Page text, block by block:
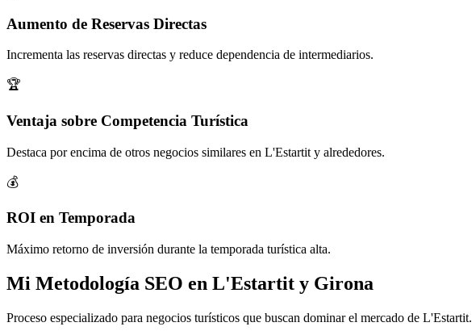
Aumento de Reservas Directas
Incrementa las reservas directas y reduce dependencia de intermediarios.
🏆
Ventaja sobre Competencia Turística
Destaca por encima de otros negocios similares en L'Estartit y alrededores.
💰
ROI en Temporada
Máximo retorno de inversión durante la temporada turística alta.
Mi Metodología SEO en L'Estartit y Girona
Proceso especializado para negocios turísticos que buscan dominar el mercado de L'Estartit.